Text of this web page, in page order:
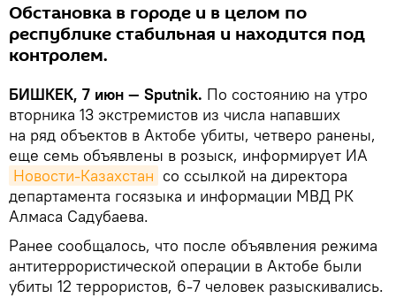
Обстановка в городе и в целом по
республике стабильная и находится под
контролем.
БИШКЕК, 7 июн — Sputnik. По состоянию на утро
вторника 13 экстремистов из числа напавших
на ряд объектов в Актобе убиты, четверо ранены,
еще семь объявлены в розыск, информирует ИА
Новости-Казахстан со ссылкой на директора
департамента госязыка и информации МВД РК
Алмаса Садубаева.
Ранее сообщалось, что после объявления режима
антитеррористической операции в Актобе были
убиты 12 террористов, 6-7 человек разыскивались.